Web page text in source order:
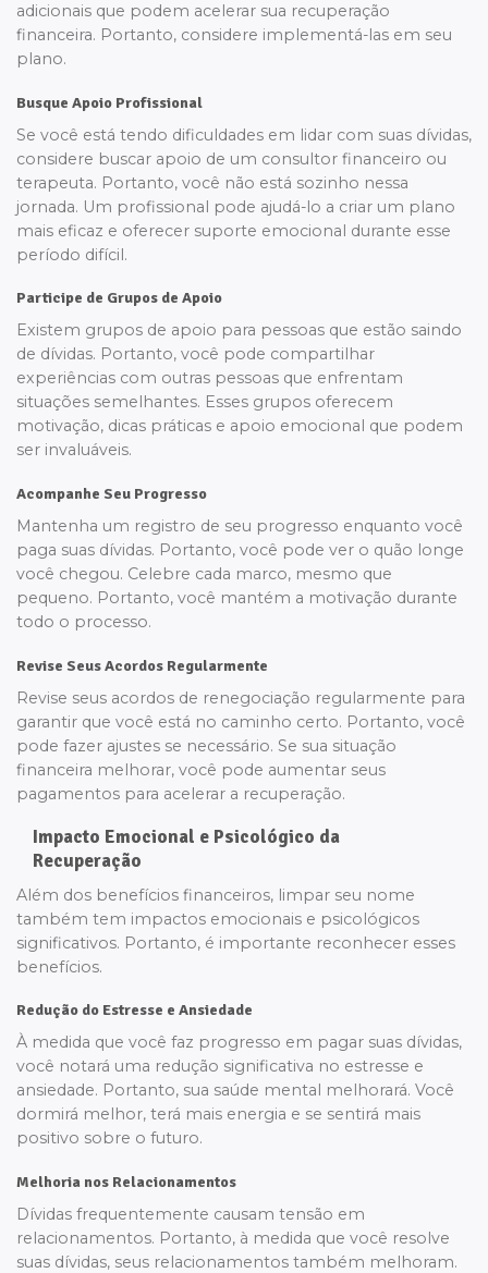
adicionais que podem acelerar sua recuperação
financeira. Portanto, considere implementá-las em seu
plano.
Busque Apoio Profissional
Se você está tendo dificuldades em lidar com suas dívidas,
considere buscar apoio de um consultor financeiro ou
terapeuta. Portanto, você não está sozinho nessa
jornada. Um profissional pode ajudá-lo a criar um plano
mais eficaz e oferecer suporte emocional durante esse
período difícil.
Participe de Grupos de Apoio
Existem grupos de apoio para pessoas que estão saindo
de dívidas. Portanto, você pode compartilhar
experiências com outras pessoas que enfrentam
situações semelhantes. Esses grupos oferecem
motivação, dicas práticas e apoio emocional que podem
ser invaluáveis.
Acompanhe Seu Progresso
Mantenha um registro de seu progresso enquanto você
paga suas dívidas. Portanto, você pode ver o quão longe
você chegou. Celebre cada marco, mesmo que
pequeno. Portanto, você mantém a motivação durante
todo o processo.
Revise Seus Acordos Regularmente
Revise seus acordos de renegociação regularmente para
garantir que você está no caminho certo. Portanto, você
pode fazer ajustes se necessário. Se sua situação
financeira melhorar, você pode aumentar seus
pagamentos para acelerar a recuperação.
Impacto Emocional e Psicológico da
Recuperação
Além dos benefícios financeiros, limpar seu nome
também tem impactos emocionais e psicológicos
significativos. Portanto, é importante reconhecer esses
benefícios.
Redução do Estresse e Ansiedade
À medida que você faz progresso em pagar suas dívidas,
você notará uma redução significativa no estresse e
ansiedade. Portanto, sua saúde mental melhorará. Você
dormirá melhor, terá mais energia e se sentirá mais
positivo sobre o futuro.
Melhoria nos Relacionamentos
Dívidas frequentemente causam tensão em
relacionamentos. Portanto, à medida que você resolve
suas dívidas, seus relacionamentos também melhoram.